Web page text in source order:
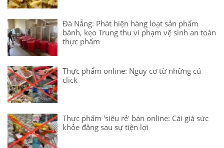
Đà Nẵng: Phát hiện hàng loạt sản phẩm
bánh, kẹo Trung thu vi phạm vệ sinh an toàn
thực phẩm
Thực phẩm online: Nguy cơ từ những cú
click
Thực phẩm 'siêu rẻ' bán online: Cái giá sức
khỏe đằng sau sự tiện lợi